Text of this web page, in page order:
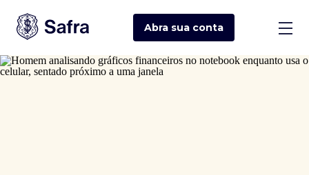
Abra sua conta